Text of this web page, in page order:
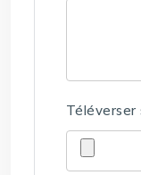
Téléverser